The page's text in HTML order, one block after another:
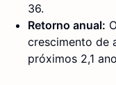
36.
Retorno anual:
crescimento de
próximos 2,1